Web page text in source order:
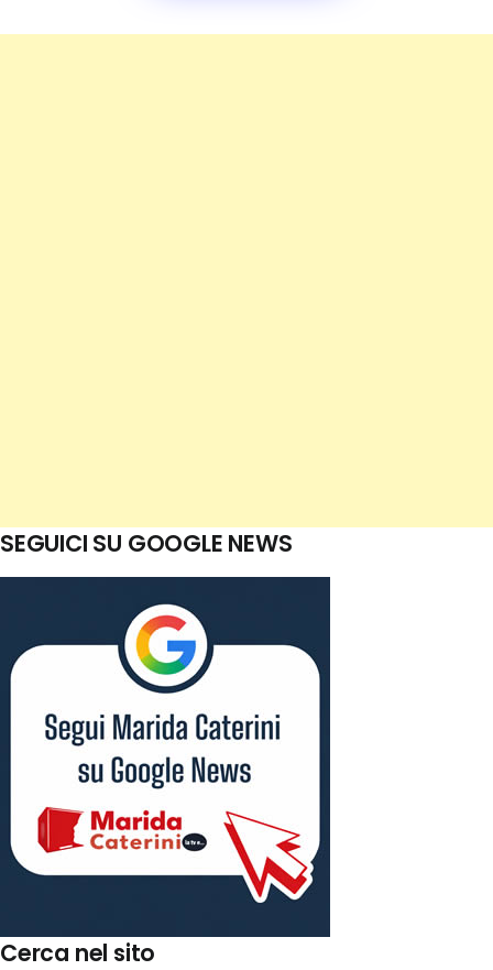
SEGUICI SU GOOGLE NEWS
Cerca nel sito